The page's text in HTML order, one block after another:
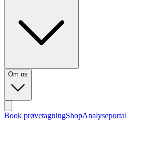
Om os
Book prøvetagningShopAnalyseportal